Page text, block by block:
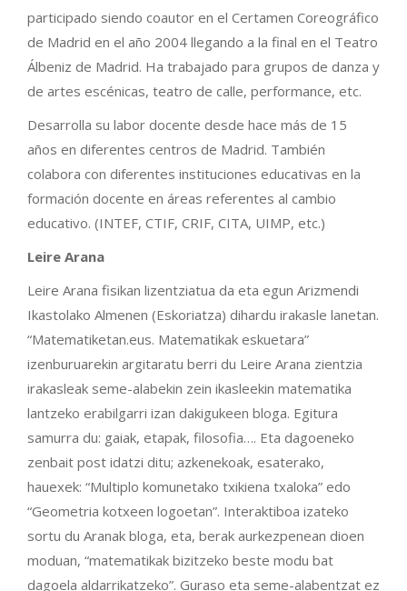
participado siendo coautor en el Certamen Coreográfico
de Madrid en el año 2004 llegando a la final en el Teatro
Álbeniz de Madrid. Ha trabajado para grupos de danza y
de artes escénicas, teatro de calle, performance, etc.
Desarrolla su labor docente desde hace más de 15
años en diferentes centros de Madrid. También
colabora con diferentes instituciones educativas en la
formación docente en áreas referentes al cambio
educativo. (INTEF, CTIF, CRIF, CITA, UIMP, etc.)
Leire Arana
Leire Arana fisikan lizentziatua da eta egun Arizmendi
Ikastolako Almenen (Eskoriatza) dihardu irakasle lanetan.
“Matematiketan.eus. Matematikak eskuetara”
izenburuarekin argitaratu berri du Leire Arana zientzia
irakasleak seme-alabekin zein ikasleekin matematika
lantzeko erabilgarri izan dakigukeen bloga. Egitura
samurra du: gaiak, etapak, filosofia…. Eta dagoeneko
zenbait post idatzi ditu; azkenekoak, esaterako,
hauexek: “Multiplo komunetako txikiena txaloka” edo
“Geometria kotxeen logoetan”. Interaktiboa izateko
sortu du Aranak bloga, eta, berak aurkezpenean dioen
moduan, “matematikak bizitzeko beste modu bat
dagoela aldarrikatzeko”. Guraso eta seme-alabentzat ez